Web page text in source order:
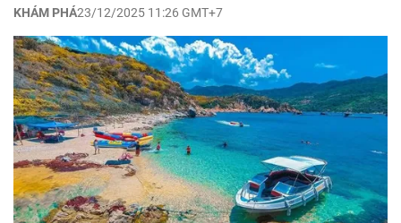
KHÁM PHÁ23/12/2025 11:26 GMT+7